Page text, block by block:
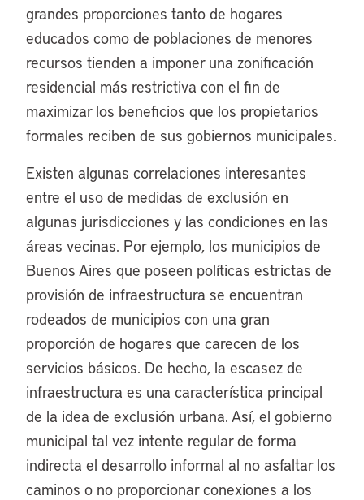
grandes proporciones tanto de hogares
educados como de poblaciones de menores
recursos tienden a imponer una zonificación
residencial más restrictiva con el fin de
maximizar los beneficios que los propietarios
formales reciben de sus gobiernos municipales.
Existen algunas correlaciones interesantes
entre el uso de medidas de exclusión en
algunas jurisdicciones y las condiciones en las
áreas vecinas. Por ejemplo, los municipios de
Buenos Aires que poseen políticas estrictas de
provisión de infraestructura se encuentran
rodeados de municipios con una gran
proporción de hogares que carecen de los
servicios básicos. De hecho, la escasez de
infraestructura es una característica principal
de la idea de exclusión urbana. Así, el gobierno
municipal tal vez intente regular de forma
indirecta el desarrollo informal al no asfaltar los
caminos o no proporcionar conexiones a los